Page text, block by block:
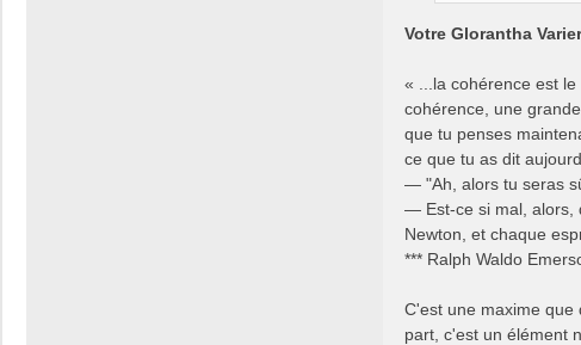
Votre Glorantha
« ...la cohérence est
cohérence, une
que tu penses
ce que tu as dit
— "Ah, alors tu seras
— Est-ce si mal, alors,
Newton, et chaque
*** Ralph Waldo
C'est une maxime que
part, c'est un élément